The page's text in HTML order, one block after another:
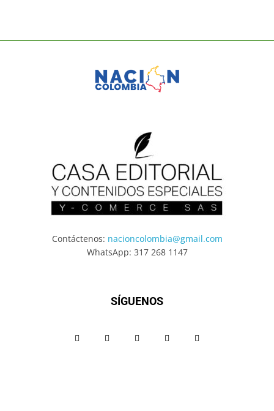
Contáctenos: nacioncolombia@gmail.com
WhatsApp: 317 268 1147
SÍGUENOS